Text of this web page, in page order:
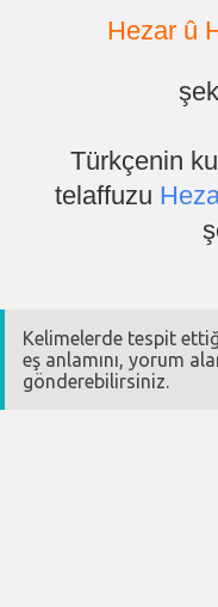
Hezar û
Türkçenin
telaffuzu
Kelimelerde tespit
eş anlamını, yorum
gönderebilirsiniz.